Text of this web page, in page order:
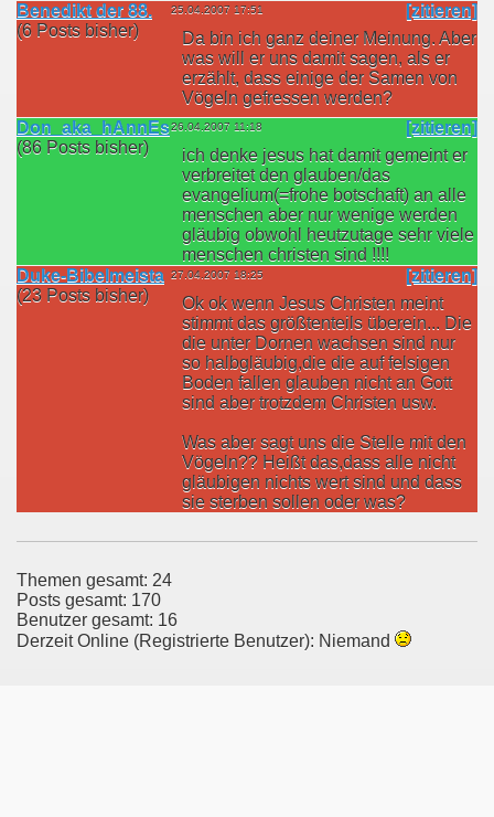
Benedikt der 88.
(6 Posts bisher)
25.04.2007 17:51
[zitieren]
Da bin ich ganz deiner Meinung. Aber
was will er uns damit sagen, als er
erzählt, dass einige der Samen von
Vögeln gefressen werden?
Don_aka_hAnnEs
(86 Posts bisher)
26.04.2007 11:18
[zitieren]
ich denke jesus hat damit gemeint er
verbreitet den glauben/das
evangelium(=frohe botschaft) an alle
menschen aber nur wenige werden
gläubig obwohl heutzutage sehr viele
menschen christen sind !!!!
Duke-Bibelmeista
(23 Posts bisher)
27.04.2007 18:25
[zitieren]
Ok ok wenn Jesus Christen meint
stimmt das größtenteils überein... Die
die unter Dornen wachsen sind nur
so halbgläubig,die die auf felsigen
Boden fallen glauben nicht an Gott
sind aber trotzdem Christen usw.
Was aber sagt uns die Stelle mit den
Vögeln?? Heißt das,dass alle nicht
gläubigen nichts wert sind und dass
sie sterben sollen oder was?
Themen gesamt: 24
Posts gesamt: 170
Benutzer gesamt: 16
Derzeit Online (Registrierte Benutzer): Niemand